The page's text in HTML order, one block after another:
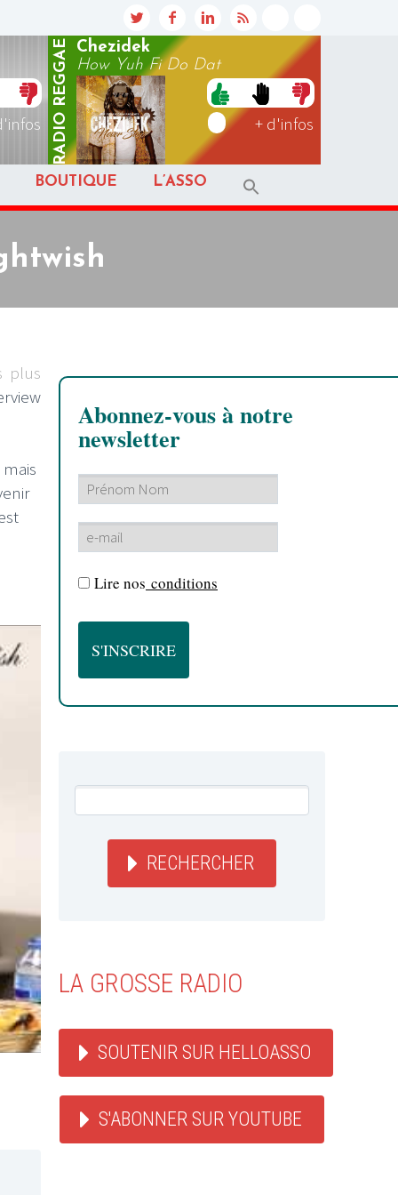
RADIO
REGGAE
Chezidek
How Yuh Fi Do Dat
+ d'infos
BOUTIQUE L’ASSO
plus
Abonnez-vous à notre
newsletter
Lire nos conditions
RECHERCHER
LA GROSSE RADIO
SOUTENIR SUR HELLOASSO
S'ABONNER SUR YOUTUBE